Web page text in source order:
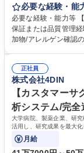
品規格書、食品表示
カー・工場の品質基準整備
規格書、一括表示、
カーへの修正指示・
企業への品質報告・
務内容の変更の範囲：当社業務全般 募集職
理】基準構築（商品
必要な経験・能
必要な経験・能力等
保証または品質管理
加物/アレルゲン確認の実
FS規格の内部監査員
正社員
株式会社4DIN
【カスタマー
析システム/完全
大学病院、製薬企業、研
活用し、研究成果を最大
活用アドバイス業務等をお
月給